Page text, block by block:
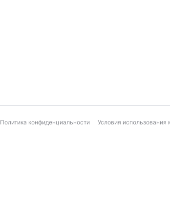
Политика конфиденциальности Условия использования